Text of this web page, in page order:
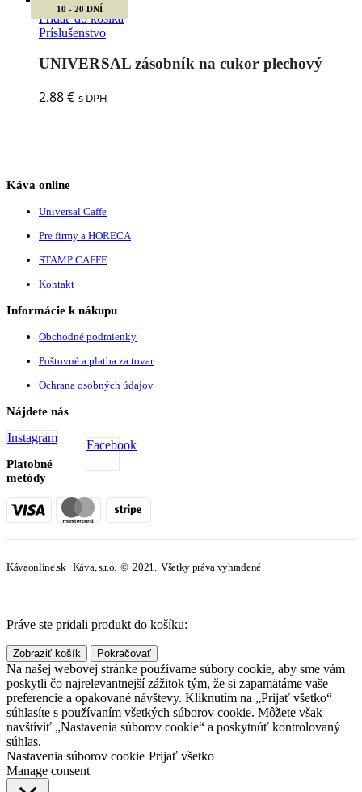
10 - 20 DNÍ
Pridať do košíka
Príslušenstvo
UNIVERSAL zásobník na cukor plechový
2.88€ s DPH
Káva online
Universal Caffe
Pre firmy a HORECA
STAMP CAFFE
Kontakt
Informácie k nákupu
Obchodné podmienky
Poštovné a platba za tovar
Ochrana osobných údajov
Nájdete nás
Facebook
Instagram
Platobné
metódy
Kávaonline.sk | Káva, s.r.o. © 2021. Všetky práva vyhradené
Práve ste pridali produkt do košíku:
Zobraziť košík Pokračovať
Na našej webovej stránke používame súbory cookie, aby sme vám
poskytli čo najrelevantnejší zážitok tým, že si zapamätáme vaše
preferencie a opakované návštevy. Kliknutím na „Prijať všetko“
súhlasíte s používaním všetkých súborov cookie. Môžete však
navštíviť „Nastavenia súborov cookie“ a poskytnúť kontrolovaný
súhlas.
Nastavenia súborov cookie Prijať všetko
Manage consent